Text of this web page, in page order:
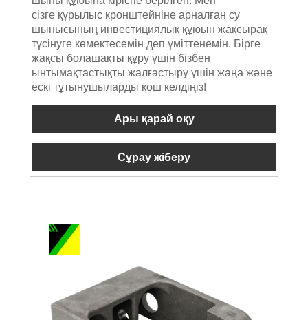
сізге құрылыс кронштейніне арналған су
шынысының инвестициялық құюын жақсырақ
түсінуге көмектесемін деп үміттенемін. Бірге
жақсы болашақты құру үшін бізбен
ынтымақтастықты жалғастыру үшін жаңа және
ескі тұтынушыларды қош келдіңіз!
Ары қарай оқу
Сұрау жіберу